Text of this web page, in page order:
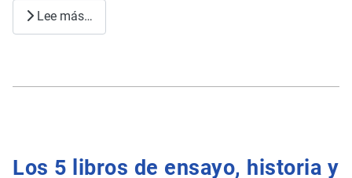
Lee más…
Los 5 libros de ensayo, historia y